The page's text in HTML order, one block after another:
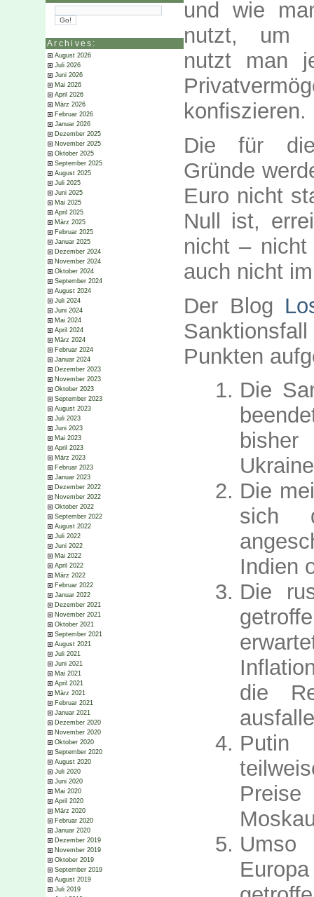
Archives:
August 2026
Juli 2026
Juni 2026
Mai 2026
April 2026
März 2026
Februar 2026
Januar 2026
Dezember 2025
November 2025
Oktober 2025
September 2025
August 2025
Juli 2025
Juni 2025
Mai 2025
April 2025
März 2025
Februar 2025
Januar 2025
Dezember 2024
November 2024
Oktober 2024
September 2024
August 2024
Juli 2024
Juni 2024
Mai 2024
April 2024
März 2024
Februar 2024
Januar 2024
Dezember 2023
November 2023
Oktober 2023
September 2023
August 2023
Juli 2023
Juni 2023
Mai 2023
April 2023
März 2023
Februar 2023
Januar 2023
Dezember 2022
November 2022
Oktober 2022
September 2022
August 2022
Juli 2022
Juni 2022
Mai 2022
April 2022
März 2022
Februar 2022
Januar 2022
Dezember 2021
November 2021
Oktober 2021
September 2021
August 2021
Juli 2021
Juni 2021
Mai 2021
April 2021
März 2021
Februar 2021
Januar 2021
Dezember 2020
November 2020
Oktober 2020
September 2020
August 2020
Juli 2020
Juni 2020
Mai 2020
April 2020
März 2020
Februar 2020
Januar 2020
Dezember 2019
November 2019
Oktober 2019
September 2019
August 2019
Juli 2019
und wie
nutzt, um
nutzt man
Die für
Gründe
Euro nicht
Null ist,
nicht –
auch nicht
Der Blog
Punkten
Die
Die
sich
Indien
Die
die
Putin
Umso